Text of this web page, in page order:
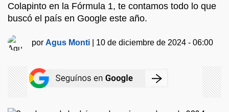
Colapinto en la Fórmula 1, te contamos todo lo que
buscó el país en Google este año.
porAgus Monti 10 de diciembre de 2024 - 06:00